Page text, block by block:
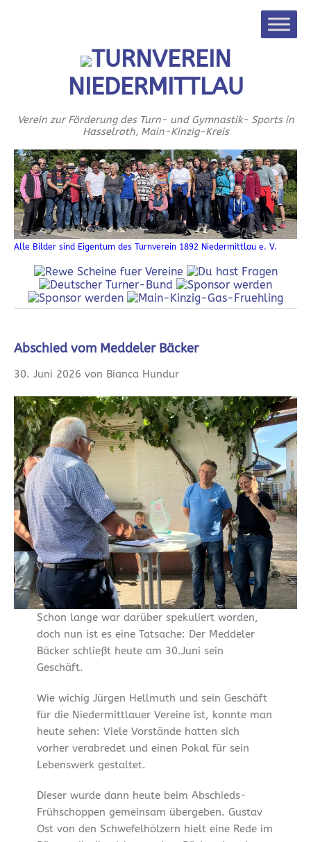
TURNVEREIN
NIEDERMITTLAU
Verein zur Förderung des Turn- und Gymnastik- Sports in
Hasselroth, Main-Kinzig-Kreis
Alle Bilder sind Eigentum des Turnverein 1892 Niedermittlau e. V.
Abschied vom Meddeler Bäcker
30. Juni 2026 von Bianca Hundur
Schon lange war darüber spekuliert worden,
doch nun ist es eine Tatsache: Der Meddeler
Bäcker schließt heute am 30.Juni sein
Geschäft.
Wie wichig Jürgen Hellmuth und sein Geschäft
für die Niedermittlauer Vereine ist, konnte man
heute sehen: Viele Vorstände hatten sich
vorher verabredet und einen Pokal für sein
Lebenswerk gestaltet.
Dieser wurde dann heute beim Abschieds-
Frühschoppen gemeinsam übergeben. Gustav
Ost von den Schwefelhölzern hielt eine Rede im